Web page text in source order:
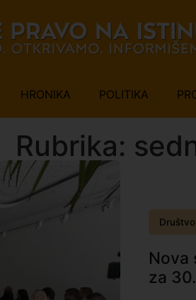
HRONIKA POLITIKA
Rubrika:
Društvo
Nova
za